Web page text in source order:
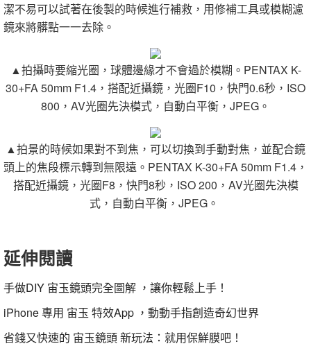
潔不易可以試著在後製的時候進行補救，用修補工具或模糊濾
鏡來將髒點一一去除。
▲拍攝時要縮光圈，球體邊緣才不會過於模糊。 PENTAX K-
30+FA 50mm F1.4 ， 搭配近攝鏡 ， 光圈F10 ， 快門0.6秒 ， ISO
800 ， AV光圈先決模式 ， 自動白平衡 ， JPEG 。
▲拍景的時候如果對不到焦，可以切換到手動對焦，並配合鏡
頭上的焦段標示轉到無限遠。 PENTAX K-30+FA 50mm F1.4 ，
搭配近攝鏡， 光圈F8 ， 快門8秒 ， ISO 200 ， AV光圈先決模
式 ， 自動白平衡 ， JPEG 。
延伸閱讀
手做DIY 宙玉鏡頭完全圖解 ，讓你輕鬆上手！
iPhone專用 宙玉 特效App ，動動手指創造奇幻世界
省錢又快速的 宙玉鏡頭新玩法：就用保鮮膜吧！